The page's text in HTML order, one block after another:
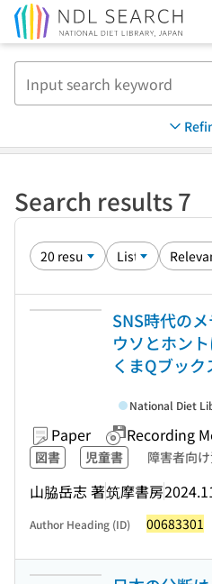
Search results 7
SNS時代の
ウソとホン
くまQブック
Paper Recording
図書 児童書 障害者向
山脇岳志 著筑摩書房
National Diet
Author Heading (ID) 00683301